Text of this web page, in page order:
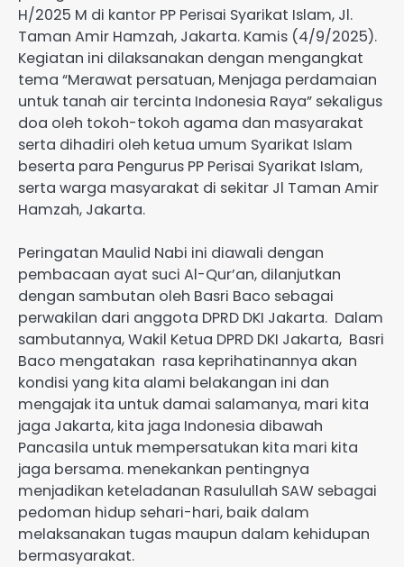
H/2025 M di kantor PP Perisai Syarikat Islam, Jl.
Taman Amir Hamzah, Jakarta. Kamis (4/9/2025).
Kegiatan ini dilaksanakan dengan mengangkat
tema “Merawat persatuan, Menjaga perdamaian
untuk tanah air tercinta Indonesia Raya” sekaligus
doa oleh tokoh-tokoh agama dan masyarakat
serta dihadiri oleh ketua umum Syarikat Islam
beserta para Pengurus PP Perisai Syarikat Islam,
serta warga masyarakat di sekitar Jl Taman Amir
Hamzah, Jakarta.
Peringatan Maulid Nabi ini diawali dengan
pembacaan ayat suci Al-Qur’an, dilanjutkan
dengan sambutan oleh Basri Baco sebagai
perwakilan dari anggota DPRD DKI Jakarta. Dalam
sambutannya, Wakil Ketua DPRD DKI Jakarta, Basri
Baco mengatakan rasa keprihatinannya akan
kondisi yang kita alami belakangan ini dan
mengajak ita untuk damai salamanya, mari kita
jaga Jakarta, kita jaga Indonesia dibawah
Pancasila untuk mempersatukan kita mari kita
jaga bersama. menekankan pentingnya
menjadikan keteladanan Rasulullah SAW sebagai
pedoman hidup sehari-hari, baik dalam
melaksanakan tugas maupun dalam kehidupan
bermasyarakat.